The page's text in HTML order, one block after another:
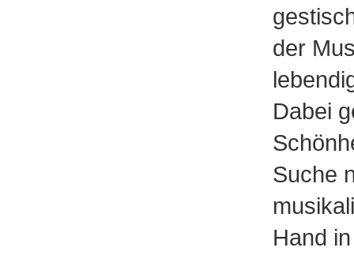
der
Dabei
Suche
Hand